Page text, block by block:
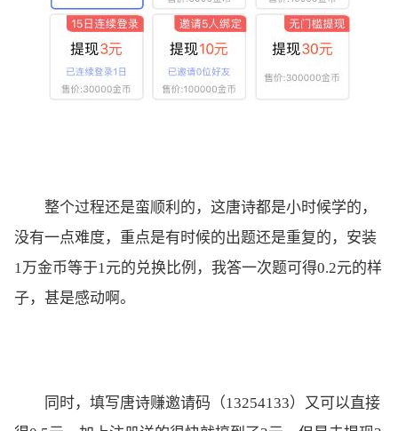
整个过程还是蛮顺利的，这唐诗都是小时候学的，
没有一点难度，重点是有时候的出题还是重复的，安装
1万金币等于1元的兑换比例，我答一次题可得0.2元的样
子，甚是感动啊。
同时，填写唐诗赚邀请码（13254133）又可以直接